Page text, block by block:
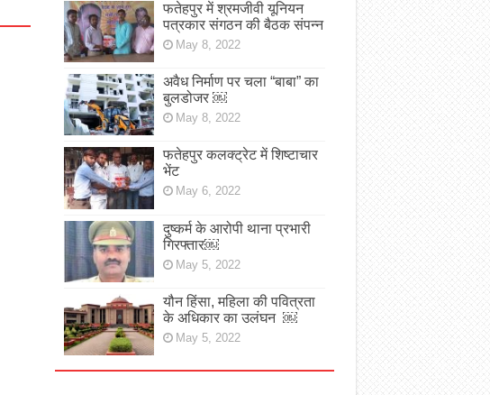
फतेहपुर में श्रमजीवी यूनियन
पत्रकार संगठन की बैठक संपन्न
May 8, 2022
अवैध निर्माण पर चला “बाबा” का
बुलडोजर ￼
May 8, 2022
फतेहपुर कलक्ट्रेट में शिष्टाचार
भेंट
May 6, 2022
दुष्कर्म के आरोपी थाना प्रभारी
गिरफ्तार￼
May 5, 2022
यौन हिंसा, महिला की पवित्रता
के अधिकार का उलंघन ￼
May 5, 2022